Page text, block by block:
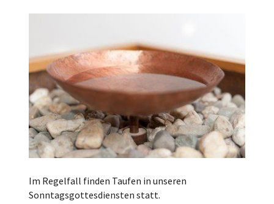
Im Regelfall finden Taufen in unseren
Sonntagsgottesdiensten statt.